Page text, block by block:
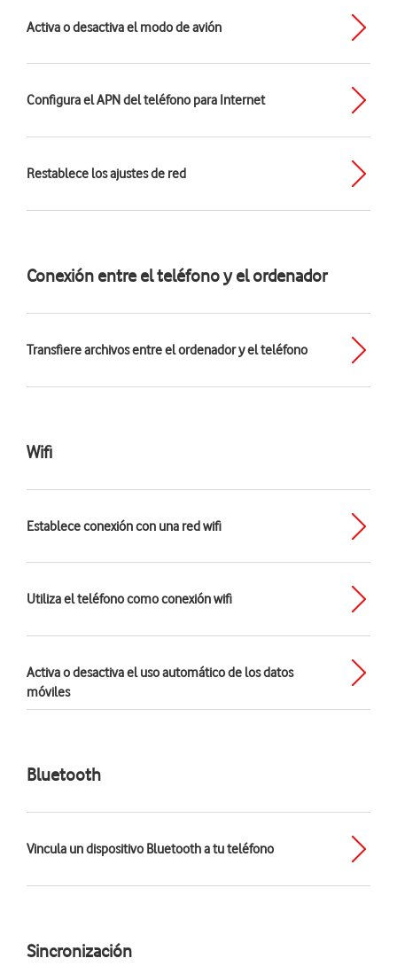
Activa o desactiva el modo de avión
Configura el APN del teléfono para Internet
Restablece los ajustes de red
Conexión entre el teléfono y el ordenador
Transfiere archivos entre el ordenador y el teléfono
Wifi
Establece conexión con una red wifi
Utiliza el teléfono como conexión wifi
Activa o desactiva el uso automático de los datos
móviles
Bluetooth
Vincula un dispositivo Bluetooth a tu teléfono
Sincronización